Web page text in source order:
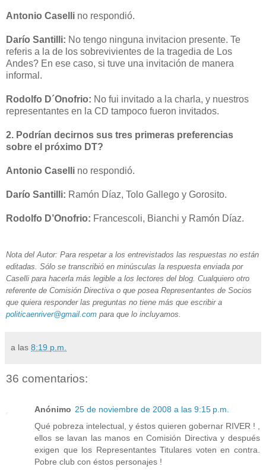
Antonio Caselli no respondió.
Darío Santilli: No tengo ninguna invitacion presente. Te
referis a la de los sobrevivientes de la tragedia de Los
Andes? En ese caso, si tuve una invitación de manera
informal.
Rodolfo D´Onofrio: No fui invitado a la charla, y nuestros
representantes en la CD tampoco fueron invitados.
2. Podrían decirnos sus tres primeras preferencias
sobre el próximo DT?
Antonio Caselli no respondió.
Darío Santilli: Ramón Díaz, Tolo Gallego y Gorosito.
Rodolfo D’Onofrio: Francescoli, Bianchi y Ramón Díaz.
Nota del Autor: Para respetar a los entrevistados las respuestas no están
editadas. Sólo se transcribió en minúsculas la respuesta enviada por
Caselli para hacerla más legible a los lectores del blog. Cualquiero otro
referente de Comisión Directiva o que posea Representantes de Socios
que quiera responder las preguntas no tiene más que escribir a
politicaenriver@gmail.com para que lo incluyamos.
a las 8:19 p.m.
36 comentarios:
Anónimo 25 de noviembre de 2008 a las 9:15 p.m.
Qué pobreza intelectual, y éstos quieren gobernar RIVER ! ,
ellos se lavan las manos en Comisión Directiva y después
exigen que los Representantes Titulares voten en contra.
Pobre club con éstos personajes !